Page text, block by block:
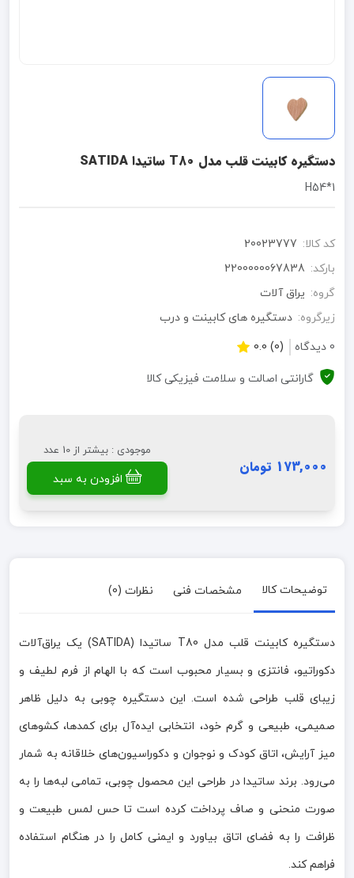
دستگیره کابینت قلب مدل T80 ساتیدا SATIDA
1*H54
کد کالا: 20023777
بارکد: 2200000067838
گروه: یراق آلات
زیرگروه: دستگیره های کابینت و درب
0 دیدگاه
(0) 0.0
گارانتی اصالت و سلامت فیزیکی کالا
173,000 تومان
موجودی : بیشتر از 10 عدد
افزودن به سبد
توضیحات کالا مشخصات فنی نظرات (0)
دستگیره کابینت قلب مدل T80 ساتیدا (SATIDA) یک یراق‌آلات
دکوراتیو، فانتزی و بسیار محبوب است که با الهام از فرم لطیف و
زیبای قلب طراحی شده است. این دستگیره چوبی به دلیل ظاهر
صمیمی، طبیعی و گرم خود، انتخابی ایده‌آل برای کمدها، کشوهای
میز آرایش، اتاق کودک و نوجوان و دکوراسیون‌های خلاقانه به شمار
می‌رود. برند ساتیدا در طراحی این محصول چوبی، تمامی لبه‌ها را به
صورت منحنی و صاف پرداخت کرده است تا حس لمس طبیعت و
ظرافت را به فضای اتاق بیاورد و ایمنی کامل را در هنگام استفاده
فراهم کند.